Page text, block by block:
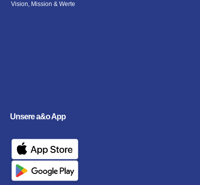
Vision, Mission & Werte
Unsere a&o App